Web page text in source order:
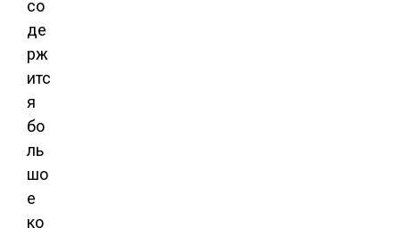
со
де
рж
итс
я
бо
ль
шо
е
ко